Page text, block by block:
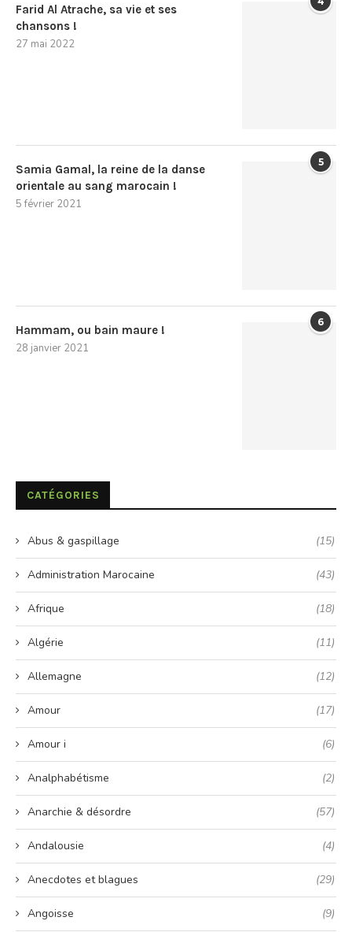
Farid Al Atrache, sa vie et ses
chansons !
27 mai 2022
5
Samia Gamal, la reine de la danse
orientale au sang marocain !
5 février 2021
6
Hammam, ou bain maure !
28 janvier 2021
CATÉGORIES
Abus & gaspillage (15)
Administration Marocaine (43)
Afrique (18)
Algérie (11)
Allemagne (12)
Amour (17)
Amour i (6)
Analphabétisme (2)
Anarchie & désordre (57)
Andalousie (4)
Anecdotes et blagues (29)
Angoisse (9)